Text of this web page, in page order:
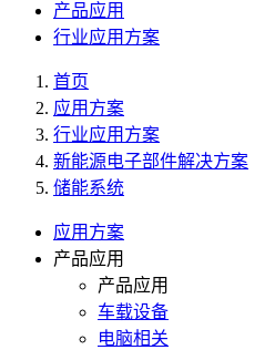
产品应用
行业应用方案
首页
应用方案
行业应用方案
新能源电子部件解决方案
储能系统
应用方案
产品应用
产品应用
车载设备
电脑相关